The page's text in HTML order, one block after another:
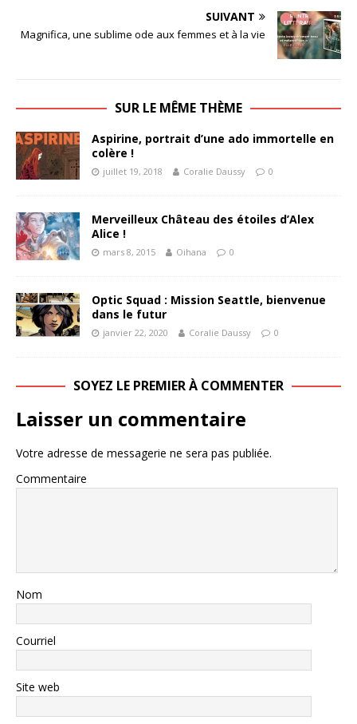
SUIVANT
Magnifica, une sublime ode aux femmes et à la vie
SUR LE MÊME THÈME
Aspirine, portrait d’une ado immortelle en
colère !
juillet 19, 2018 Coralie Daussy 0
Merveilleux Château des étoiles d’Alex
Alice !
mars 8, 2015 Oihana 0
Optic Squad : Mission Seattle, bienvenue
dans le futur
janvier 22, 2020 Coralie Daussy 0
SOYEZ LE PREMIER À COMMENTER
Laisser un commentaire
Votre adresse de messagerie ne sera pas publiée.
Commentaire
Nom
Courriel
Site web